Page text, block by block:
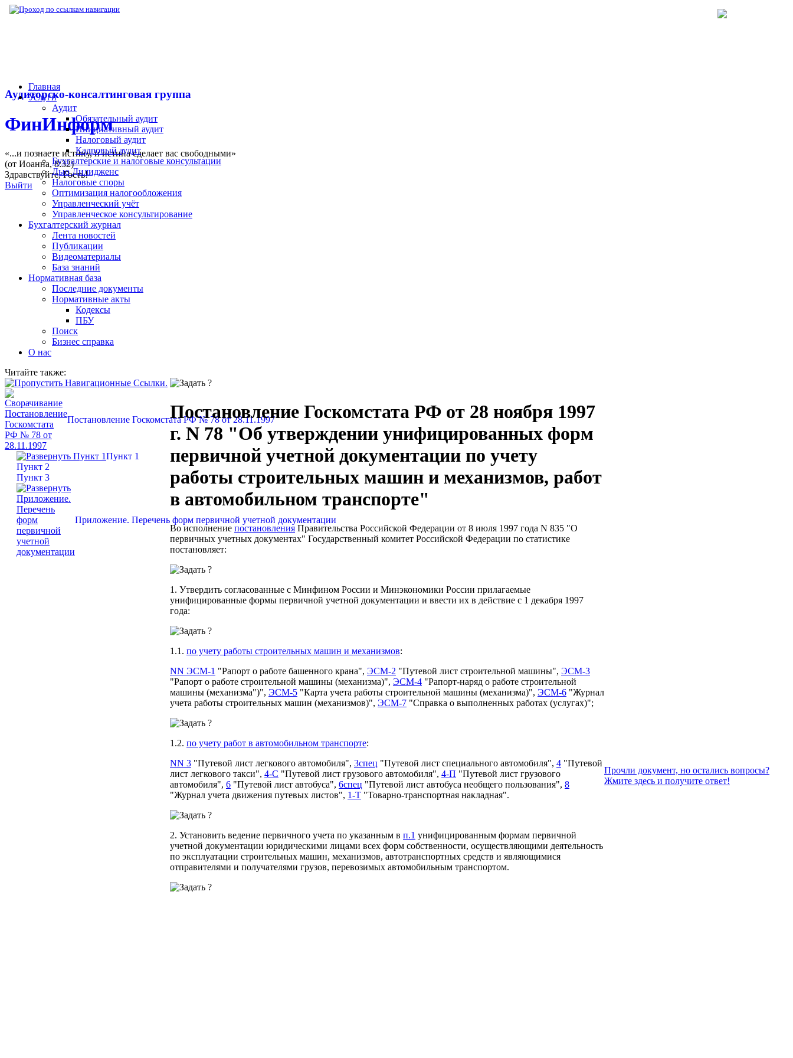
Аудиторско-консалтинговая группа
ФинИнформ
«...и познаете истину, и истина сделает вас свободными»
(от Иоанна, 8:32)
Здравствуйте,Гость!
Выйти
Главная
Услуги
Аудит
Обязательный аудит
Инициативный аудит
Налоговый аудит
Кадровый аудит
Бухгалтерские и налоговые консультации
Дью Дилидженс
Налоговые споры
Оптимизация налогообложения
Управленческий учёт
Управленческое консультирование
Бухгалтерский журнал
Лента новостей
Публикации
Видеоматериалы
База знаний
Нормативная база
Последние документы
Нормативные акты
Кодексы
ПБУ
Поиск
Бизнес справка
О нас
Читайте также:
Постановление Госкомстата РФ № 78 от 28.11.1997
Пункт 1
Пункт 2
Пункт 3
Приложение. Перечень форм первичной учетной документации
Постановление Госкомстата РФ от 28 ноября 1997
г. N 78 "Об утверждении унифицированных форм
первичной учетной документации по учету
работы строительных машин и механизмов, работ
в автомобильном транспорте"
Во исполнение постановления Правительства Российской Федерации от 8 июля 1997 года N 835 "О
первичных учетных документах" Государственный комитет Российской Федерации по статистике
постановляет:
1. Утвердить согласованные с Минфином России и Минэкономики России прилагаемые
унифицированные формы первичной учетной документации и ввести их в действие с 1 декабря 1997
года:
1.1. по учету работы строительных машин и механизмов:
NN ЭСМ-1 "Рапорт о работе башенного крана", ЭСМ-2 "Путевой лист строительной машины", ЭСМ-3
"Рапорт о работе строительной машины (механизма)", ЭСМ-4 "Рапорт-наряд о работе строительной
машины (механизма")", ЭСМ-5 "Карта учета работы строительной машины (механизма)", ЭСМ-6 "Журнал
учета работы строительных машин (механизмов)", ЭСМ-7 "Справка о выполненных работах (услугах)";
1.2. по учету работ в автомобильном транспорте:
NN 3 "Путевой лист легкового автомобиля", 3спец "Путевой лист специального автомобиля", 4 "Путевой
лист легкового такси", 4-С "Путевой лист грузового автомобиля", 4-П "Путевой лист грузового
автомобиля", 6 "Путевой лист автобуса", 6спец "Путевой лист автобуса необщего пользования", 8
"Журнал учета движения путевых листов", 1-Т "Товарно-транспортная накладная".
2. Установить ведение первичного учета по указанным в п.1 унифицированным формам первичной
учетной документации юридическими лицами всех форм собственности, осуществляющими деятельность
по эксплуатации строительных машин, механизмов, автотранспортных средств и являющимися
отправителями и получателями грузов, перевозимых автомобильным транспортом.
Прочли документ, но остались вопросы?
Жмите здесь и получите ответ!